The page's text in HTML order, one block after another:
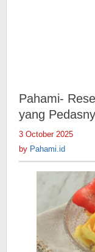
Pahami-
yang
3 October 2025
by Pahami.id